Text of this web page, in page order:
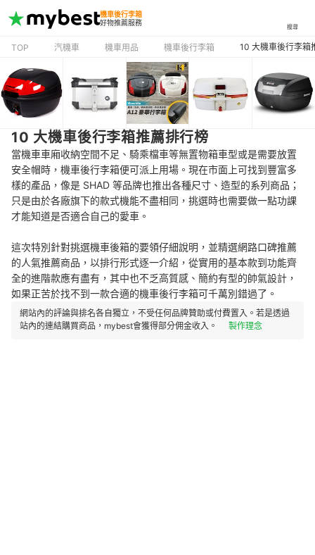
機車後行李箱
好物推薦服務
搜尋
TOP 汽機車 機車用品 機車後行李箱 10 大機車後行李箱
10 大機車後行李箱推薦排行榜
當機車車廂收納空間不足、騎乘檔車等無置物箱車型或是需要放置
安全帽時，機車後行李箱便可派上用場。現在市面上可找到豐富多
樣的產品，像是 SHAD 等品牌也推出各種尺寸、造型的系列商品；
只是由於各廠旗下的款式機能不盡相同，挑選時也需要做一點功課
才能知道是否適合自己的愛車。
這次特別針對挑選機車後箱的要領仔細說明，並精選網路口碑推薦
的人氣推薦商品，以排行形式逐一介紹，從實用的基本款到功能齊
全的進階款應有盡有，其中也不乏高質感、簡約有型的帥氣設計，
如果正苦於找不到一款合適的機車後行李箱可千萬別錯過了。
網站內的評論與排名各自獨立，不受任何品牌贊助或付費置入。若是透過
站內的連結購買商品，mybest會獲得部分佣金收入。
製作理念